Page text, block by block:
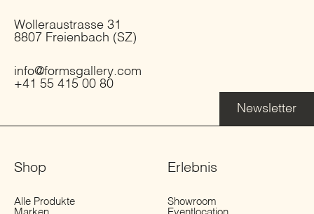
Wolleraustrasse 31
8807 Freienbach (SZ)
info@formsgallery.com
+41 55 415 00 80
Newsletter
Shop
Alle Produkte
Erlebnis
Showroom